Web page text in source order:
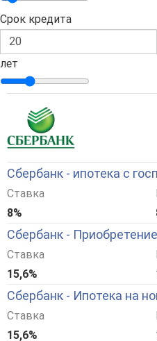
Срок кредита
лет
Сбербанк - ипотека с
Ставка
8%
Сбербанк -
Ставка
15,6%
Сбербанк - Ипотека на
Ставка
15,6%